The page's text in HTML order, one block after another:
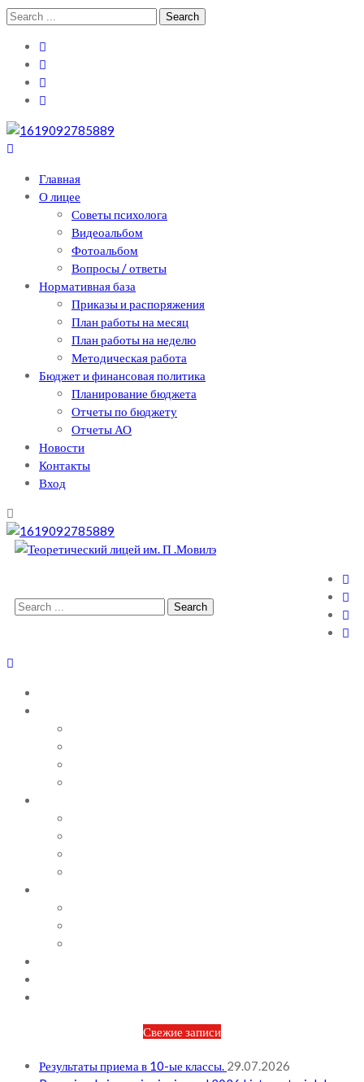
Skip
navigation
Skip
content
Search
Главная
О лицее
Советы психолога
Видеоальбом
Фотоальбом
Вопросы / ответы
Нормативная база
Приказы и распоряжения
План работы на месяц
План работы на неделю
Методическая работа
Бюджет и финансовая политика
Планирование бюджета
Отчеты по бюджету
Отчеты АО
Новости
Контакты
Вход
Search
Свежие записи
Результаты приема в 10-ые классы. 29.07.2026